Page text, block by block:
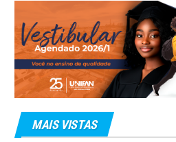
MAIS VISTAS